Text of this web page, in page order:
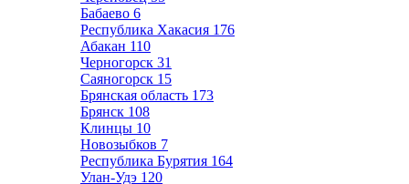
Бабаево 6
Республика Хакасия 176
Абакан 110
Черногорск 31
Саяногорск 15
Брянская область 173
Брянск 108
Клинцы 10
Новозыбков 7
Республика Бурятия 164
Улан-Удэ 120